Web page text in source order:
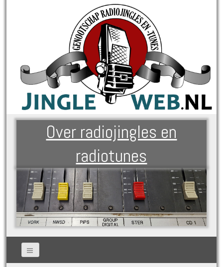
Over radiojingles en
radiotunes